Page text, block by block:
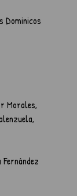
Dominicos
Morales,